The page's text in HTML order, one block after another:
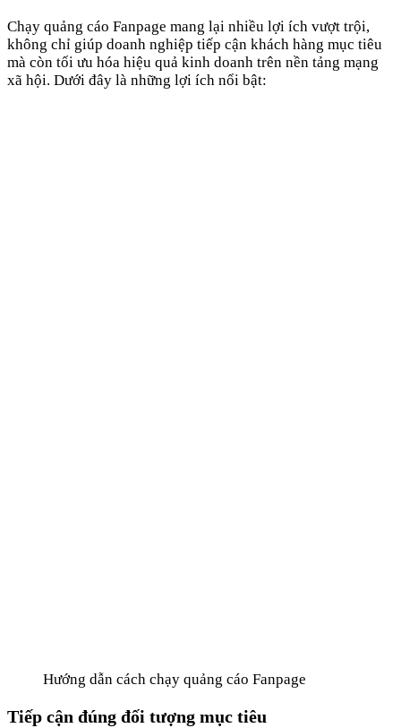
Chạy quảng cáo Fanpage mang lại nhiều lợi ích vượt trội,
không chỉ giúp doanh nghiệp tiếp cận khách hàng mục tiêu
mà còn tối ưu hóa hiệu quả kinh doanh trên nền tảng mạng
xã hội. Dưới đây là những lợi ích nổi bật:
Hướng dẫn cách chạy quảng cáo Fanpage
Tiếp cận đúng đối tượng mục tiêu